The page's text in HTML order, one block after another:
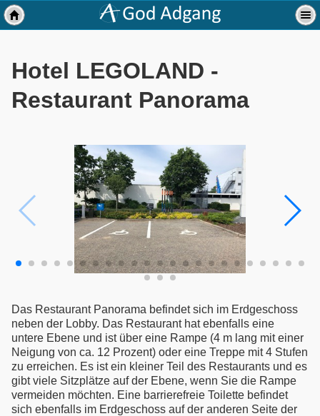
Hotel LEGOLAND -
Restaurant Panorama
Das Restaurant Panorama befindet sich im Erdgeschoss
neben der Lobby. Das Restaurant hat ebenfalls eine
untere Ebene und ist über eine Rampe (4 m lang mit einer
Neigung von ca. 12 Prozent) oder eine Treppe mit 4 Stufen
zu erreichen. Es ist ein kleiner Teil des Restaurants und es
gibt viele Sitzplätze auf der Ebene, wenn Sie die Rampe
vermeiden möchten. Eine barrierefreie Toilette befindet
sich ebenfalls im Erdgeschoss auf der anderen Seite der